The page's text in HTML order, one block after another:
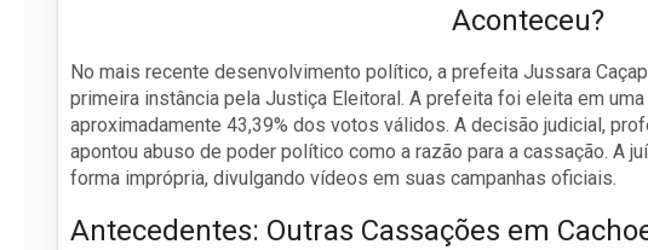
Aconteceu?
No mais recente desenvolvimento político, a prefeita Jussara
primeira instância pela Justiça Eleitoral. A prefeita foi eleita em
aproximadamente 43,39% dos votos válidos. A decisão judicial,
apontou abuso de poder político como a razão para a cassação. A
forma imprópria, divulgando vídeos em suas campanhas oficiais.
Antecedentes: Outras Cassações em